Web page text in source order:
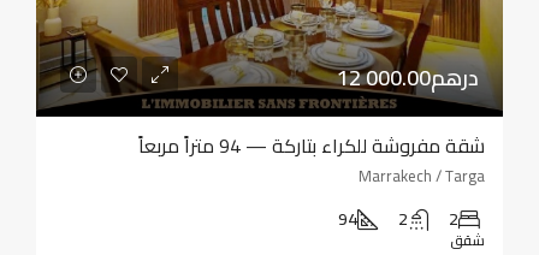
12 000.00درهم
شقة مفروشة للكراء بتاركة — 94 متراً مربعاً
Marrakech / Targa
2
2
94
شقق